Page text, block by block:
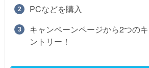
PCなどを購入
キャンペーンページから2つの
ントリー！